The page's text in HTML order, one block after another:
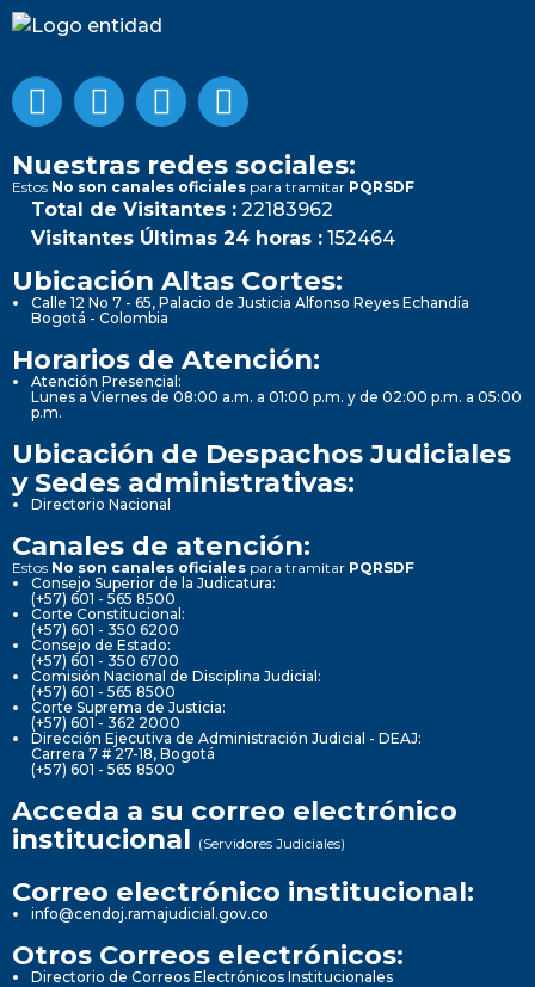
Nuestras redes sociales:
Estos No son canales oficiales para tramitar PQRSDF
Total de Visitantes : 22183962
Visitantes Últimas 24 horas : 152464
Ubicación Altas Cortes:
Calle 12 No 7 - 65, Palacio de Justicia Alfonso Reyes Echandía
Bogotá - Colombia
Horarios de Atención:
Atención Presencial:
Lunes a Viernes de 08:00 a.m. a 01:00 p.m. y de 02:00 p.m. a 05:00
p.m.
Ubicación de Despachos Judiciales
y Sedes administrativas:
Directorio Nacional
Canales de atención:
Estos No son canales oficiales para tramitar PQRSDF
Consejo Superior de la Judicatura:
(+57) 601 - 565 8500
Corte Constitucional:
(+57) 601 - 350 6200
Consejo de Estado:
(+57) 601 - 350 6700
Comisión Nacional de Disciplina Judicial:
(+57) 601 - 565 8500
Corte Suprema de Justicia:
(+57) 601 - 362 2000
Dirección Ejecutiva de Administración Judicial - DEAJ:
Carrera 7 # 27-18, Bogotá
(+57) 601 - 565 8500
Acceda a su correo electrónico
institucional (Servidores Judiciales)
Correo electrónico institucional:
info@cendoj.ramajudicial.gov.co
Otros Correos electrónicos:
Directorio de Correos Electrónicos Institucionales